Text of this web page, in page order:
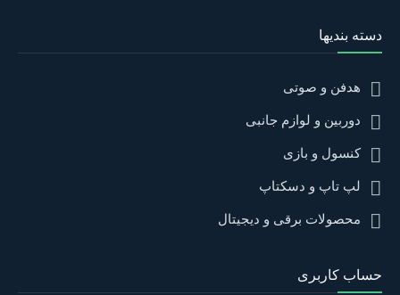
دسته بندیها
هدفن و صوتی
دوربین و لوازم جانبی
کنسول و بازی
لپ تاپ و دسکتاپ
محصولات برقی و دیجیتال
حساب کاربری